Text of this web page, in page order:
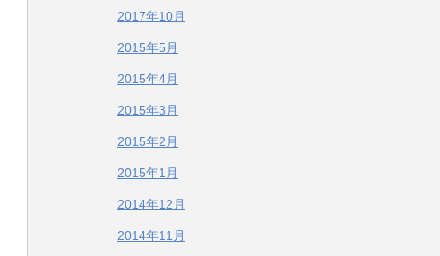
2017年10月
2015年5月
2015年4月
2015年3月
2015年2月
2015年1月
2014年12月
2014年11月